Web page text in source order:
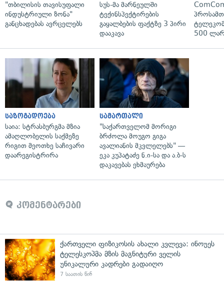
"თბილისის თავისუფალი
ინდუსტრიული ზონა"
განცხადებას ავრცელებს
სუს-მა მარნეულში
ტექინსპექტირების
გაყალბების ფაქტზე 3 პირი
დააკავა
500
საზოგადოება
საია: სტრასბურგმა მზია
ამაღლობელის საქმეზე
რიგით მეოთხე საჩივარი
დაარეგისტრირა
სამართალი
"საქართველომ მორიგი
ბრძოლა მოუგო გიგა
ავალიანის მკვლელებს" —
ეკა კუპატაძე ნ.ი-სა და ა.ბ-ს
დაკავებას ეხმაურება
კომენტარები
ქართველი ფიზიკოსის ახალი კვლევა: ინოუეს
ტელესკოპმა მზის მაგნიტური ველის
უნიკალური კადრები გადაიღო
7 საათის წინ